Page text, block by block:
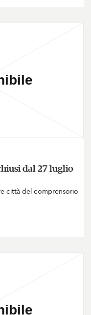
dal 27 luglio
città del comprensorio